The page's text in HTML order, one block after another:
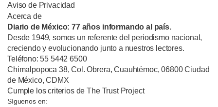
Aviso de Privacidad
Acerca de
Diario de México: 77 años informando al país.
Desde 1949, somos un referente del periodismo nacional,
creciendo y evolucionando junto a nuestros lectores.
Teléfono: 55 5442 6500
Chimalpopoca 38, Col. Obrera, Cuauhtémoc, 06800 Ciudad
de México, CDMX
Cumple los criterios de The Trust Project
Síguenos en: